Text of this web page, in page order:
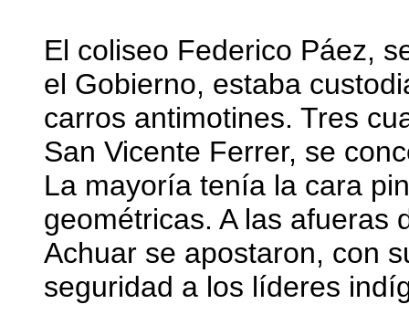
El coliseo Federico Páez,
el Gobierno, estaba
carros antimotines. Tres
San Vicente Ferrer, se
La mayoría tenía la cara
geométricas. A las afueras
Achuar se apostaron, con
seguridad a los líderes